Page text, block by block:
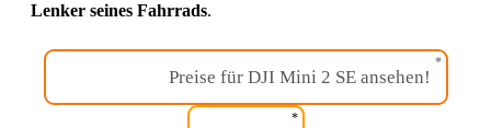
Lenker seines Fahrrads.
Preise für DJI Mini 2 SE ansehen!